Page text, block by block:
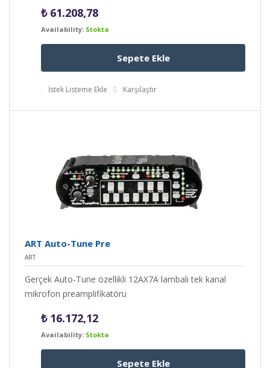
₺61.208,78
Availability: Stokta
Sepete Ekle
İstek Listeme Ekle Karşılaştır
ART Auto-Tune Pre
ART
Gerçek Auto-Tune özellikli 12AX7A lambalı tek kanal
mikrofon preamplifikatörü
₺16.172,12
Availability: Stokta
Sepete Ekle